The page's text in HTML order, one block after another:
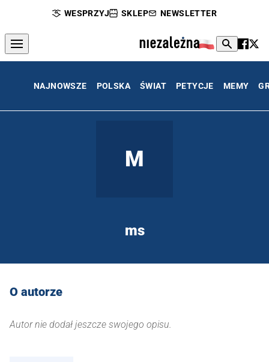
WESPRZYJ SKLEP NEWSLETTER
NAJNOWSZE POLSKA ŚWIAT PETYCJE MEMY
M
ms
O autorze
Autor nie dodał jeszcze swojego opisu.